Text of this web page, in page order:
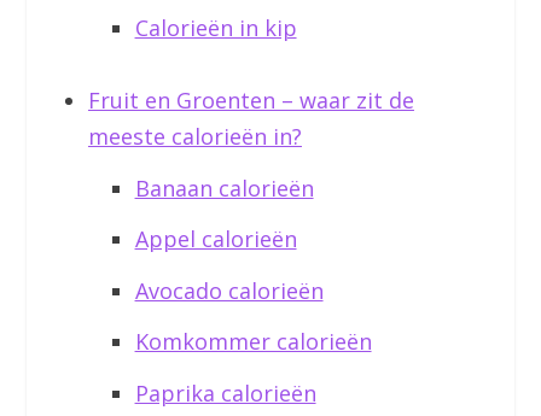
Calorieën in kip
Fruit en Groenten – waar zit de
meeste calorieën in?
Banaan calorieën
Appel calorieën
Avocado calorieën
Komkommer calorieën
Paprika calorieën